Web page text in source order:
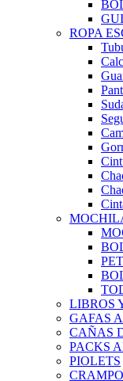
ROPA
LIBROS
GAFAS
CAÑAS
PACKS
PIOLETS